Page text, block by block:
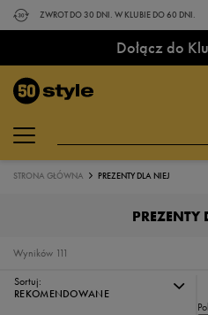
ZWROT DO 30 DNI. W KLUBIE DO 60 DNI.
Dołącz do
STRONA GŁÓWNA PREZENTY DLA NIEJ
PREZENTY
111
Wyników
Sortuj:
REKOMENDOWANE